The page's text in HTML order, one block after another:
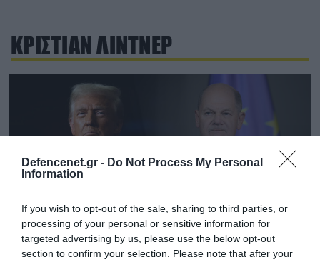
Defencenet.gr - Do Not Process My Personal
Information
If you wish to opt-out of the sale, sharing to third parties, or
processing of your personal or sensitive information for
targeted advertising by us, please use the below opt-out
section to confirm your selection. Please note that after your
ΚΡΙΣΤΙΑΝ ΛΙΝΤΝΕΡ